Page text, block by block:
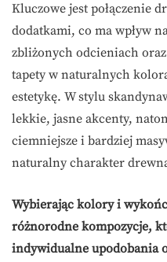
Kluczowe jest połączenie
dodatkami, co ma wpływ
zbliżonych odcieniach
tapety w naturalnych
estetykę. W stylu
lekkie, jasne akcenty,
ciemniejsze i bardziej
naturalny charakter
Wybierając kolory i
różnorodne kompozycje,
indywidualne upodobania